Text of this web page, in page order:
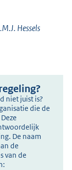
Hessels
niet juist is?
die de
De naam
de
van de